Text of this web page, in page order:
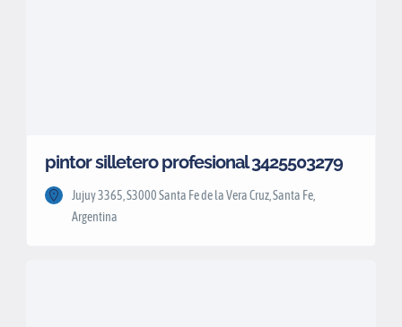
pintor silletero profesional 3425503279
Jujuy 3365, S3000 Santa Fe de la Vera Cruz, Santa Fe,
Argentina